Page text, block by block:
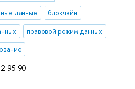
95 90
данные блокчейн
правовой режим данных